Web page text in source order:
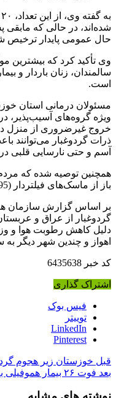
شده‌اند، در حالی که مابقی
حال عمومی پایدار ترخیص
وی تأکید کرد که بیشترین
سالمندان، زنان باردار و
است.
مسئولان درمانی استان
ویژه گروه‌های آسیب‌پذیر،
خروج غیرضروری از منزل
ذرات گردوغبار می‌توانند
آسم و حتی نارسایی قلبی
همچنین توصیه شده که
باز از ماسک‌های فیلتردار (N95) استفاده کنند.
بر اساس گزارش سازمان
گردوغبار از عراق و
دلیل کاهش رطوبت هوا و
اهواز و چندین شهر دیگر
کد خبر 6435638
اشتراک گذاری
فیس بوک
توییتر
LinkedIn
Pinterest
قبل خوزستان زیر هجوم گردوغبار؛
بعد فوت ۲۶ بیمار هموفیلی به دلیل کمبودهای دارویی